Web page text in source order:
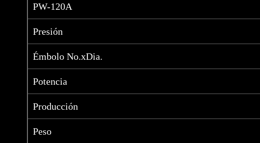
PW-120A
Presión
Émbolo No.xDia.
Potencia
Producción
Peso